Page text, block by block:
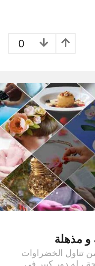
0
مذهلة
تناول الخضراوات
، له دور كبير في